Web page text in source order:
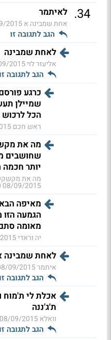
34
. לאיתמר
אחת שמבינה א16:45
הגב לתגובה זו
לאחת שמבינה
אליעזר לוי17:53
הגב לתגובה
כרגע
שמיילן
הכל לרכוש
ראש חכם
מה את
שחושבים
יותר
מה את
08/09/2015 18:20
מאיפה
הגמעה הזו
מאומה
יה וראדי18:06
לאחת שמבינה
איתמר09/2015 17:25
הגב לתגובה
אכלת לי ת'מוח
ת'ג'ננה
וואלא08/09/2015 16:59
הגב לתגובה